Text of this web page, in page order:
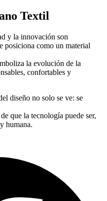
Textil
y la innovación son
posiciona como un material
la evolución de la
confortables y
diseño no solo se ve: se
que la tecnología puede ser,
humana.